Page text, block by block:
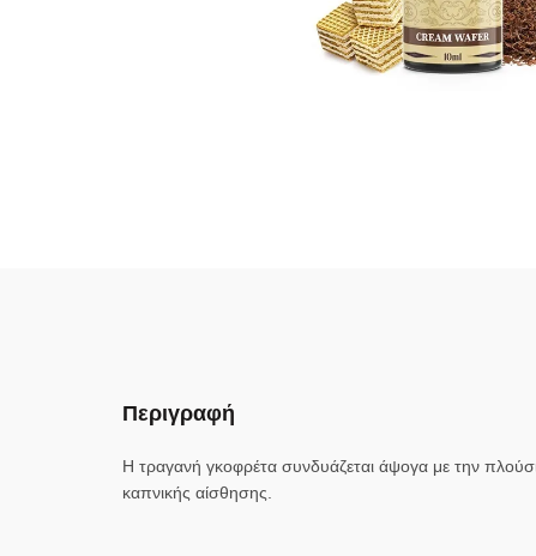
Περιγραφή
Η τραγανή γκοφρέτα συνδυάζεται άψογα με την
καπνικής αίσθησης.